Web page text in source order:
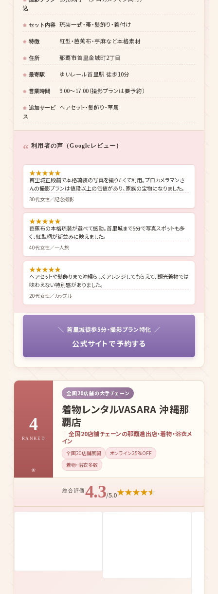
込
セット内容 琉装一式・帯・髪飾り・着付け
特徴 紅型・芭蕉布・苧麻など本格素材
住所 那覇市首里金城町2丁目
最寄駅 ゆいレール首里駅 徒歩10分
営業時間 9:00〜17:00（撮影プランは要予約）
追加サービ
ス
ヘアセット・髪飾り・草履
利用者の声（Googleレビュー）
★★★★★
首里城正殿前で本格琉装の写真を撮りたくて利用。プロカメラマンさ
んの撮影プランは値段以上の価値があり、家族の宝物になりました。
30代女性／記念撮影
★★★★★
芭蕉布の本格琉装が選べて感動。首里城まで5分で写真スポットも多
く、紅型柄が街並みに映えました。
40代女性／一人旅
★★★★★
ヘアセットや髪飾りまで沖縄らしくアレンジしてもらえて、観光着物では
味わえない特別感がありました。
20代女性／カップル
首里城徒歩5分・撮影プラン特化
公式サイトで予約する
4
RANKED
全国20店舗の大手チェーン
着物レンタルVASARA 沖縄那
覇店
全国20店舗チェーンの那覇進出店・着物・浴衣メ
イン
全国20店舗展開
オンライン25%OFF
着物・浴衣多数
総合評価 4.3/5.0★★★★★